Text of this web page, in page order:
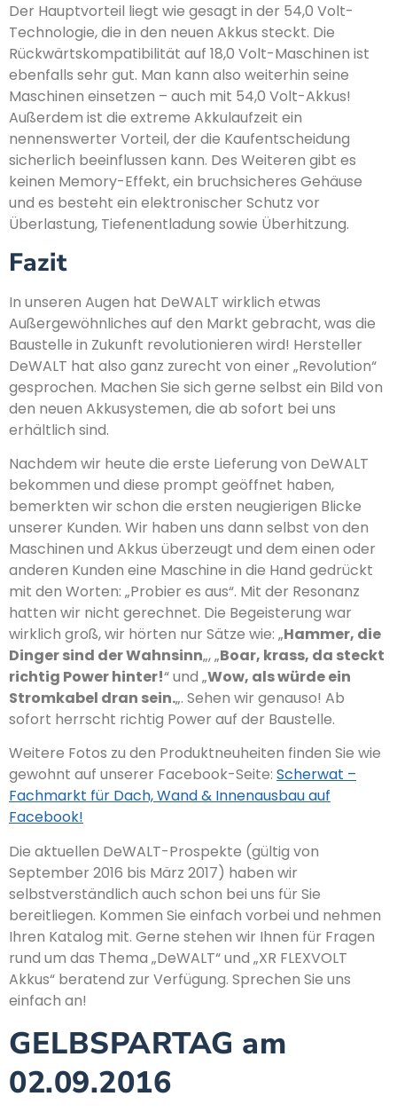
Der Hauptvorteil liegt wie gesagt in der 54,0 Volt-
Technologie, die in den neuen Akkus steckt. Die
Rückwärtskompatibilität auf 18,0 Volt-Maschinen ist
ebenfalls sehr gut. Man kann also weiterhin seine
Maschinen einsetzen – auch mit 54,0 Volt-Akkus!
Außerdem ist die extreme Akkulaufzeit ein
nennenswerter Vorteil, der die Kaufentscheidung
sicherlich beeinflussen kann. Des Weiteren gibt es
keinen Memory-Effekt, ein bruchsicheres Gehäuse
und es besteht ein elektronischer Schutz vor
Überlastung, Tiefenentladung sowie Überhitzung.
Fazit
In unseren Augen hat DeWALT wirklich etwas
Außergewöhnliches auf den Markt gebracht, was die
Baustelle in Zukunft revolutionieren wird! Hersteller
DeWALT hat also ganz zurecht von einer „Revolution“
gesprochen. Machen Sie sich gerne selbst ein Bild von
den neuen Akkusystemen, die ab sofort bei uns
erhältlich sind.
Nachdem wir heute die erste Lieferung von DeWALT
bekommen und diese prompt geöffnet haben,
bemerkten wir schon die ersten neugierigen Blicke
unserer Kunden. Wir haben uns dann selbst von den
Maschinen und Akkus überzeugt und dem einen oder
anderen Kunden eine Maschine in die Hand gedrückt
mit den Worten: „Probier es aus“. Mit der Resonanz
hatten wir nicht gerechnet. Die Begeisterung war
wirklich groß, wir hörten nur Sätze wie: „Hammer, die
Dinger sind der Wahnsinn„, „Boar, krass, da steckt
richtig Power hinter!“ und „Wow, als würde ein
Stromkabel dran sein.„. Sehen wir genauso! Ab
sofort herrscht richtig Power auf der Baustelle.
Weitere Fotos zu den Produktneuheiten finden Sie wie
gewohnt auf unserer Facebook-Seite: Scherwat –
Fachmarkt für Dach, Wand & Innenausbau auf
Facebook!
Die aktuellen DeWALT-Prospekte (gültig von
September 2016 bis März 2017) haben wir
selbstverständlich auch schon bei uns für Sie
bereitliegen. Kommen Sie einfach vorbei und nehmen
Ihren Katalog mit. Gerne stehen wir Ihnen für Fragen
rund um das Thema „DeWALT“ und „XR FLEXVOLT
Akkus“ beratend zur Verfügung. Sprechen Sie uns
einfach an!
GELBSPARTAG am
02.09.2016